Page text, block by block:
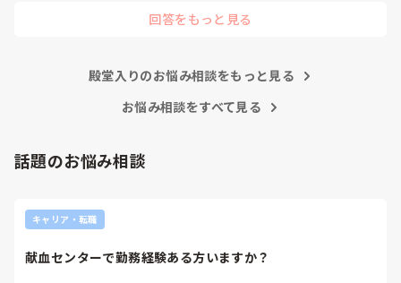
ることがどんどん増えていったと思っています。
朝の情報収集にも時間がかかり、結果、患者のことがわから
の意味があるのか疑問です。
やったことないの！？もう10ヶ月なんだから、未経験なこと
新人さんが可愛そう、と感じることもある反面、ペアの先輩
が何か処置をしているけど、ペアの新人はのんびり記録して
がいいんじゃないの？」と声をかけても、「記録終わってな
と意見交換を行うべきと思いますよ🎵それに人手が足りないの
の向き合い方になると思いますよ🎵僕は昔の人間なので、昔は
いと思います。昔は患者様、スタッフ全員に目を配れる人が沢
るなら実施してみてはどうでしょうか⁉️そういう事と思います
回答をもっと見る
殿堂入りのお悩み相談をもっと見る
お悩み相談をすべて見る
話題のお悩み相談
キャリア・転職
献血センターで勤務経験ある方いますか？